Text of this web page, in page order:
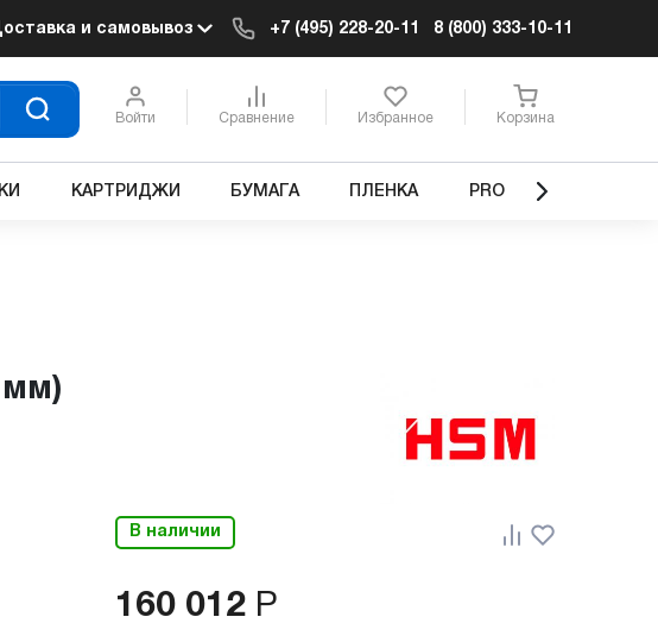
и самовывоз +7 (495) 228-20-11 8 (800) 333-10-11
Войти Сравнение Избранное Корзина
КАРТРИДЖИ БУМАГА ПЛЕНКА PRO
мм)
В наличии
160 012 Р